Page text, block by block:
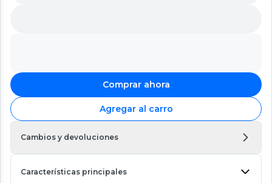
Comprar ahora
Agregar al carro
Cambios y devoluciones
Características principales